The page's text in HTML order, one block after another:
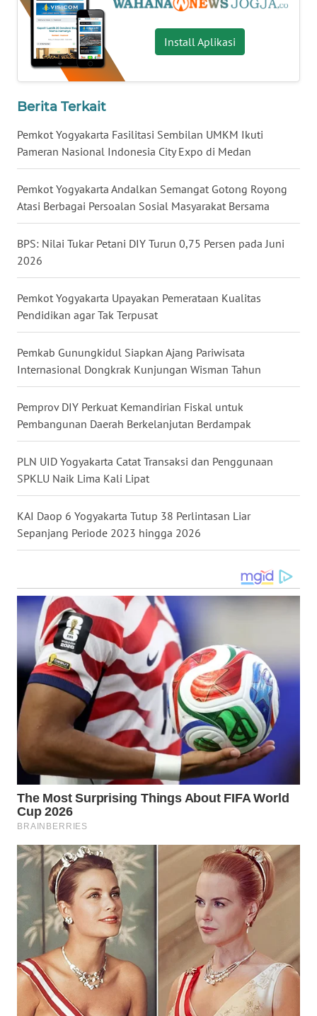
Install Aplikasi
Berita Terkait
Pemkot Yogyakarta Fasilitasi Sembilan UMKM Ikuti
Pameran Nasional Indonesia City Expo di Medan
Pemkot Yogyakarta Andalkan Semangat Gotong Royong
Atasi Berbagai Persoalan Sosial Masyarakat Bersama
BPS: Nilai Tukar Petani DIY Turun 0,75 Persen pada Juni
2026
Pemkot Yogyakarta Upayakan Pemerataan Kualitas
Pendidikan agar Tak Terpusat
Pemkab Gunungkidul Siapkan Ajang Pariwisata
Internasional Dongkrak Kunjungan Wisman Tahun
Pemprov DIY Perkuat Kemandirian Fiskal untuk
Pembangunan Daerah Berkelanjutan Berdampak
PLN UID Yogyakarta Catat Transaksi dan Penggunaan
SPKLU Naik Lima Kali Lipat
KAI Daop 6 Yogyakarta Tutup 38 Perlintasan Liar
Sepanjang Periode 2023 hingga 2026
WN
NUSANTARA
WN
JOGJA
WN
JATIM
WN
BALI
WN
KALBAR
WN
KALTENG
WN
KALSEL
KALTIM
SULSEL
WN
SULUT
WN
MALUKU
MALUT
WN
DAIRI
WN
DANAU
TOBA
NIAS
WN
LANGKAT
WN
TAPANULI